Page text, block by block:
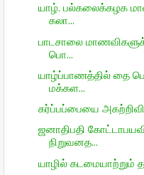
யாழ். பல்கலைக்கழக
கலா...
பாடசாலை
பொ...
யாழ்ப்பாணத்தில் தை
மக்கள...
கர்ப்பப்பையை
ஜனாதிபதி
நிறுவனத...
யாழில் கடமையாற்றும்